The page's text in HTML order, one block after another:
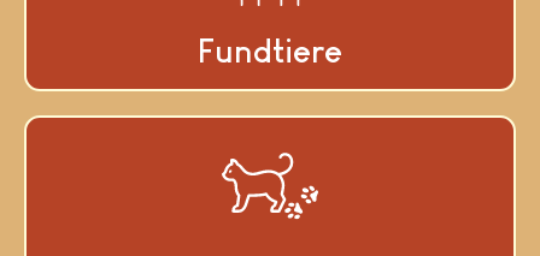
Fundtiere